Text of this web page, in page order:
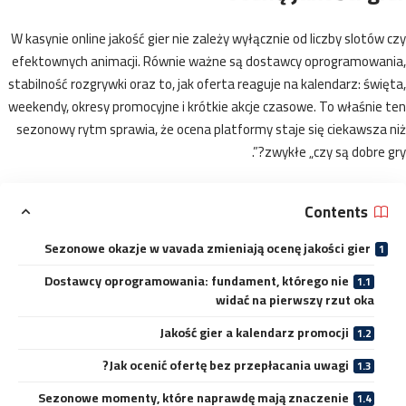
W kasynie online jakość gier nie zależy wyłącznie od liczby
efektownych animacji. Równie ważne są dostawcy
stabilność rozgrywki oraz to, jak oferta reaguje na kalendarz:
weekendy, okresy promocyjne i krótkie akcje czasowe. To
sezonowy rytm sprawia, że ocena platformy staje się
zwykłe „czy są dobre
Contents
Sezonowe okazje w vavada zmieniają ocenę jakości gier
Dostawcy oprogramowania: fundament, którego nie
widać na pierwszy rzut oka
Jakość gier a kalendarz promocji
Jak ocenić ofertę bez przepłacania uwagi?
Sezonowe momenty, które naprawdę mają znaczenie